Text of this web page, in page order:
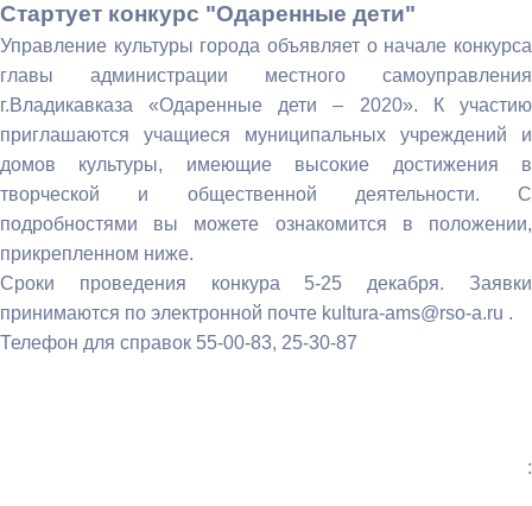
Стартует конкурс "Одаренные дети"
Управление культуры города объявляет о начале конкурса
главы администрации местного самоуправления
г.Владикавказа «Одаренные дети – 2020». К участию
приглашаются учащиеся муниципальных учреждений и
домов культуры, имеющие высокие достижения в
творческой и общественной деятельности. С
подробностями вы можете ознакомится в положении,
прикрепленном ниже.
Сроки проведения конкура 5-25 декабря. Заявки
принимаются по электронной почте kultura-ams@rso-a.ru .
Телефон для справок 55-00-83, 25-30-87
: